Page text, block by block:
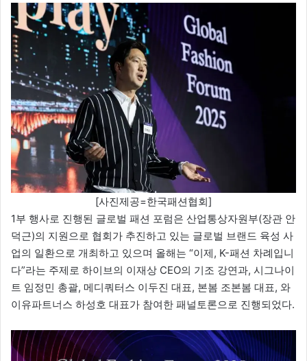
[사진제공=한국패션협회]
1부 행사로 진행된 글로벌 패션 포럼은 산업통상자원부(장관 안
덕근)의 지원으로 협회가 추진하고 있는 글로벌 브랜드 육성 사
업의 일환으로 개최하고 있으며 올해는 “이제, K-패션 차례입니
다”라는 주제로 하이브의 이재상 CEO의 기조 강연과, 시그나이
트 임정민 총괄, 메디쿼터스 이두진 대표, 본봄 조본봄 대표, 와
이유파트너스 하성호 대표가 참여한 패널토론으로 진행되었다.